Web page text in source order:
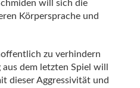
will sich die
Körpersprache und
zu verhindern
dem letzten Spiel will
dieser Aggressivität und